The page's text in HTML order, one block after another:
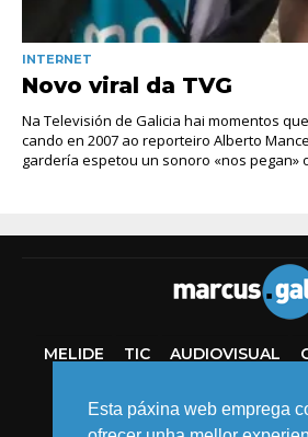
INTERNET
Novo viral da TVG
Na Televisión de Galicia hai momentos
cando en 2007 ao reporteiro Alberto
gardería espetou un sonoro «nos pegan»
MELIDE TIC AUDIOVISUAL
Esta páxina web emprega